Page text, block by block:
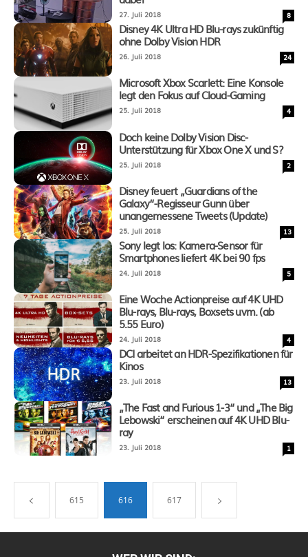
27. Juli 2018 8
Disney 4K Ultra HD Blu-rays zukünftig
ohne Dolby Vision HDR
26. Juli 2018 24
Microsoft Xbox Scarlett: Eine Konsole
legt den Fokus auf Cloud-Gaming
25. Juli 2018 4
Doch keine Dolby Vision Disc-
Unterstützung für Xbox One X und S?
25. Juli 2018 2
Disney feuert „Guardians of the
Galaxy“-Regisseur Gunn über
unangemessene Tweets (Update)
25. Juli 2018 13
Sony legt los: Kamera-Sensor für
Smartphones liefert 4K bei 90 fps
24. Juli 2018 5
Eine Woche Actionpreise auf 4K UHD
Blu-rays, Blu-rays, Boxsets uvm. (ab
5.55 Euro)
24. Juli 2018 4
DCI arbeitet an HDR-Spezifikationen für
Kinos
23. Juli 2018 13
„The Fast and Furious 1-3“ und „The Big
Lebowski“ erscheinen auf 4K UHD Blu-
ray
23. Juli 2018 1
615 616 617